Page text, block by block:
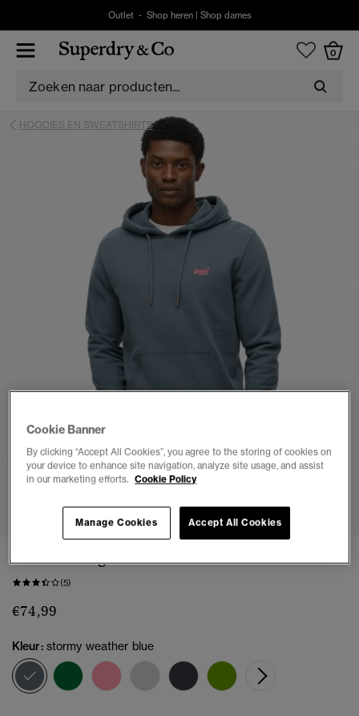
Outlet - Shop heren| Shop dames
0
HOODIES EN SWEATSHIRTS
Essential Logo Hoodie
(5)
€74,99
Kleur: stormy weather blue
geselecteerd
Cookie Banner
By clicking “Accept All Cookies”, you agree to the storing of cookies on
your device to enhance site navigation, analyze site usage, and assist
in our marketing efforts. Cookie Policy
Accept All Cookies
Manage Cookies